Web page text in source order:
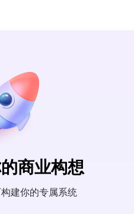
商业构想
建你的专属系统